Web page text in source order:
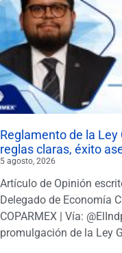
Reglamento de la Ley
reglas claras, éxito
5 agosto, 2026
Artículo de Opinión
Delegado de Economía
COPARMEX | Vía:
promulgación de la Ley